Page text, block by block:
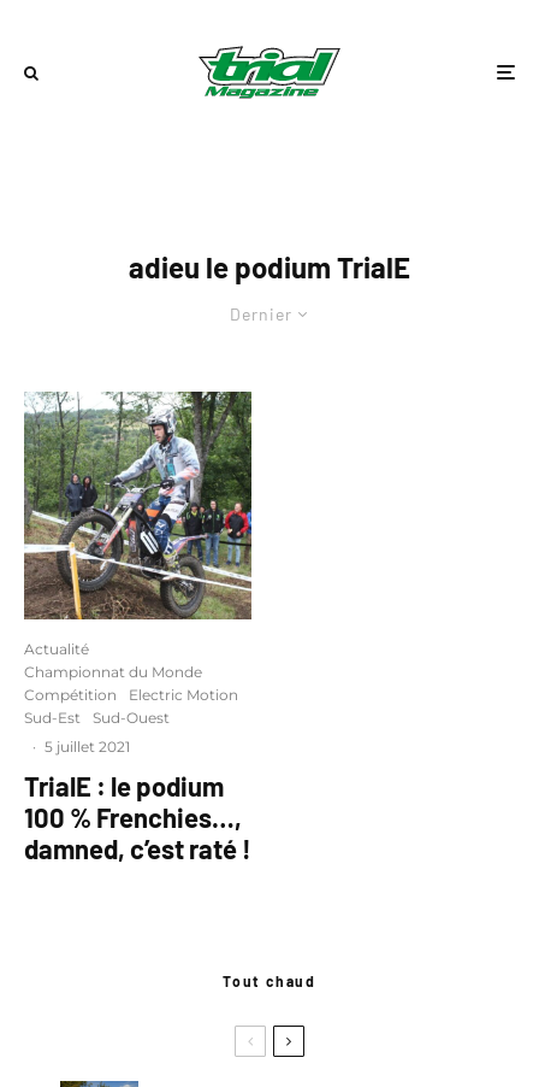
adieu le podium TrialE
Dernier
Actualité
Championnat du Monde
Compétition
Electric Motion
Sud-Est
Sud-Ouest
· 5 juillet 2021
TrialE : le podium
100 % Frenchies…,
damned, c’est raté !
Tout chaud